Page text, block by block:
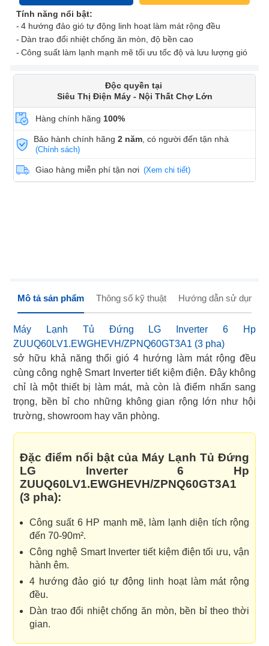
Tính năng nổi bật:
4 hướng đảo gió tự động linh hoạt làm mát rộng đều
Dàn trao đổi nhiệt chống ăn mòn, độ bền cao
Công suất làm lạnh mạnh mẽ tối ưu tốc độ và lưu lượng gió
Độc quyền tại
Siêu Thị Điện Máy - Nội Thất Chợ Lớn
Hàng chính hãng 100%
Bảo hành chính hãng2 năm , có người đến tận nhà
(Chính sách)
Giao hàng miễn phí tận nơi (Xem chi tiết)
Mô tả sản phẩm Thông số kỹ thuật Hướng dẫn sử dụng
Máy Lạnh Tủ Đứng LG Inverter 6 Hp
ZUUQ60LV1.EWGHEVH/ZPNQ60GT3A1 (3 pha)
sở hữu khả năng thổi gió 4 hướng làm mát rộng đều
cùng công nghệ Smart Inverter tiết kiệm điện. Đây không
chỉ là một thiết bị làm mát, mà còn là điểm nhấn sang
trọng, bền bỉ cho những không gian rộng lớn như hội
trường, showroom hay văn phòng.
Đặc điểm nổi bật của Máy Lạnh Tủ Đứng
LG Inverter 6 Hp
ZUUQ60LV1.EWGHEVH/ZPNQ60GT3A1
(3 pha):
Công suất 6 HP mạnh mẽ, làm lạnh diện tích rộng
đến 70-90m².
Công nghệ Smart Inverter tiết kiệm điện tối ưu, vận
hành êm.
4 hướng đảo gió tự động linh hoạt làm mát rộng
đều.
Dàn trao đổi nhiệt chống ăn mòn, bền bỉ theo thời
gian.